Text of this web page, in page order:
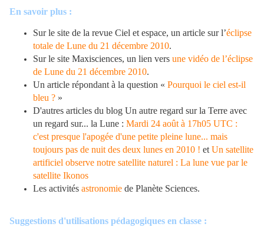
En savoir plus :
Sur le site de la revue Ciel et espace, un article sur l’éclipse
totale de Lune du 21 décembre 2010.
Sur le site Maxisciences, un lien vers une vidéo de l’éclipse
de Lune du 21 décembre 2010.
Un article répondant à la question « Pourquoi le ciel est-il
bleu ? »
D'autres articles du blog Un autre regard sur la Terre avec
un regard sur... la Lune : Mardi 24 août à 17h05 UTC :
c'est presque l'apogée d'une petite pleine lune... mais
toujours pas de nuit des deux lunes en 2010 ! et Un satellite
artificiel observe notre satellite naturel : La lune vue par le
satellite Ikonos
Les activités astronomie de Planète Sciences.
Suggestions d'utilisations pédagogiques en classe :